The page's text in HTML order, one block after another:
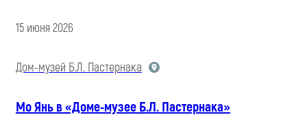
15 июня 2026
Дом-музей Б.Л. Пастернака
Мо Янь в «Доме-музее Б.Л. Пастернака»